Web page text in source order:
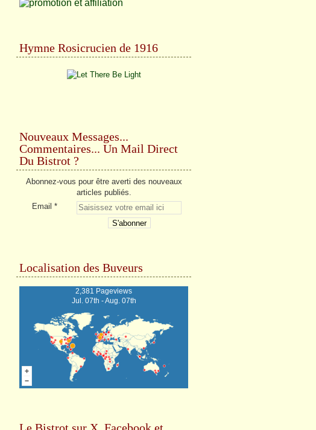
Hymne Rosicrucien de 1916
Nouveaux Messages...
Commentaires... Un Mail Direct
Du Bistrot ?
Abonnez-vous pour être averti des nouveaux
articles publiés.
Email
Localisation des Buveurs
2,381 Pageviews
Jul. 07th - Aug. 07th